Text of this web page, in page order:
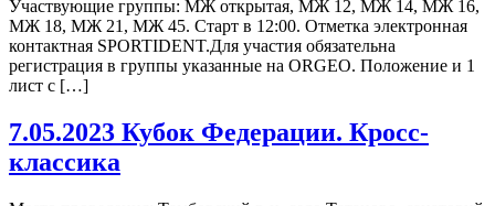
Участвующие группы: МЖ открытая, МЖ 12, МЖ 14, МЖ 16,
МЖ 18, МЖ 21, МЖ 45. Старт в 12:00. Отметка электронная
контактная SPORTIDENT.Для участия обязательна
регистрация в группы указанные на ORGEO. Положение и 1
лист с […]
7.05.2023 Кубок Федерации. Кросс-
классика